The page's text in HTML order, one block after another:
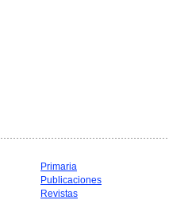
Primaria
Publicaciones
Revistas